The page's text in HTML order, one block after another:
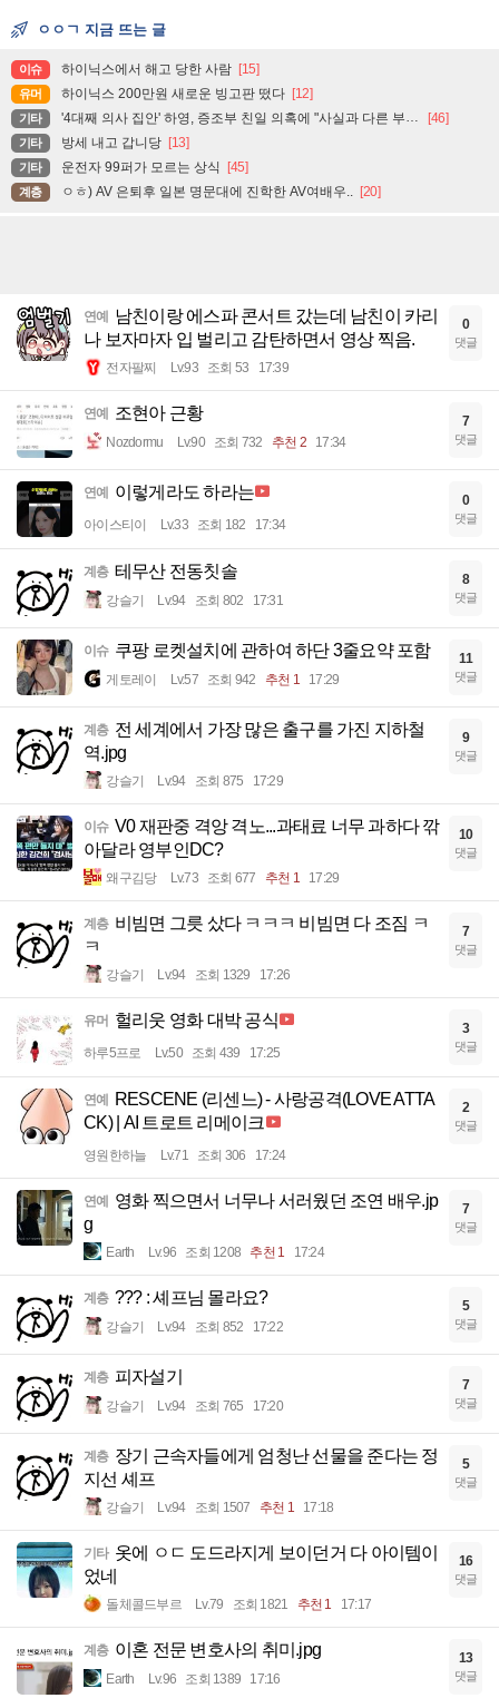
ㅇㅇㄱ 지금 뜨는 글
이슈 하이닉스에서 해고 당한 사람 [15]
유머 하이닉스 200만원 새로운 빙고판 떴다 [12]
기타 '4대째 의사 집안' 하영, 증조부 친일 의혹에 "사실과 다른 부분 있어" [46]
기타 방세 내고 갑니당 [13]
기타 운전자 99퍼가 모르는 상식 [45]
계층 ㅇㅎ) AV 은퇴후 일본 명문대에 진학한 AV여배우.. [20]
연예
남친이랑 에스파 콘서트 갔는데 남친이 카리
나 보자마자 입 벌리고 감탄하면서 영상 찍음.
전자팔찌 Lv.93 조회 53 17:39
0
댓글
연예 조현아 근황
Nozdormu Lv.90 조회 732 추천 2 17:34
7
댓글
연예 이렇게라도 하라는
아이스티이 Lv.33 조회 182 17:34
0
댓글
계층 테무산 전동칫솔
강슬기 Lv.94 조회 802 17:31
8
댓글
이슈 쿠팡 로켓설치에 관하여 하단 3줄요약 포함
게토레이 Lv.57 조회 942 추천 1 17:29
11
댓글
계층 전 세계에서 가장 많은 출구를 가진 지하철
역.jpg
강슬기 Lv.94 조회 875 17:29
9
댓글
이슈 V0 재판중 격앙 격노...과태료 너무 과하다 깎
아달라 영부인DC?
왜구김당 Lv.73 조회 677 추천 1 17:29
10
댓글
계층 비빔면 그릇 샀다 ㅋㅋㅋ 비빔면 다 조짐 ㅋ
ㅋ
강슬기 Lv.94 조회 1329 17:26
7
댓글
유머 헐리웃 영화 대박 공식
하루5프로 Lv.50 조회 439 17:25
3
댓글
연예
RESCENE (리센느) - 사랑공격(LOVE ATTA
CK) | AI 트로트 리메이크
영원한하늘 Lv.71 조회 306 17:24
2
댓글
연예
영화 찍으면서 너무나 서러웠던 조연 배우.jp
g
Earth Lv.96 조회 1208 추천 1 17:24
7
댓글
계층 ??? : 셰프님 몰라요?
강슬기 Lv.94 조회 852 17:22
5
댓글
계층 피자설기
강슬기 Lv.94 조회 765 17:20
7
댓글
계층 장기 근속자들에게 엄청난 선물을 준다는 정
지선 셰프
강슬기 Lv.94 조회 1507 추천 1 17:18
5
댓글
기타 옷에 ㅇㄷ 도드라지게 보이던거 다 아이템이
었네
돌체콜드부르 Lv.79 조회 1821 추천 1 17:17
16
댓글
계층 이혼 전문 변호사의 취미.jpg
Earth Lv.96 조회 1389 17:16
13
댓글